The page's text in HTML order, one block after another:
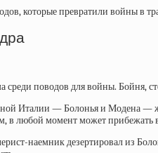
которые превратили войны в
поводов для войны. Бойня,
Италии — Болонья и Модена
любой момент может прибежать
наемник дезертировал из